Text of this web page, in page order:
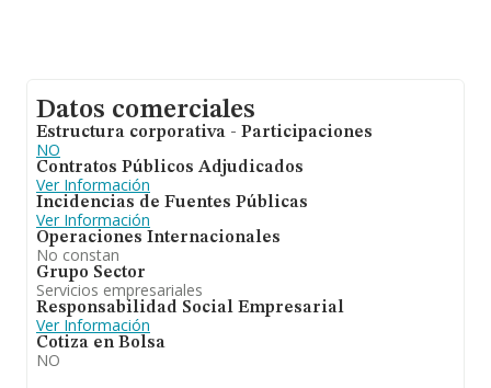
Datos comerciales
Estructura corporativa - Participaciones
NO
Contratos Públicos Adjudicados
Ver Información
Incidencias de Fuentes Públicas
Ver Información
Operaciones Internacionales
No constan
Grupo Sector
Servicios empresariales
Responsabilidad Social Empresarial
Ver Información
Cotiza en Bolsa
NO